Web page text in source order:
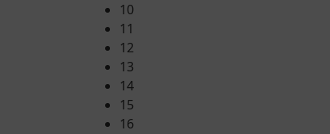
10
11
12
13
14
15
16